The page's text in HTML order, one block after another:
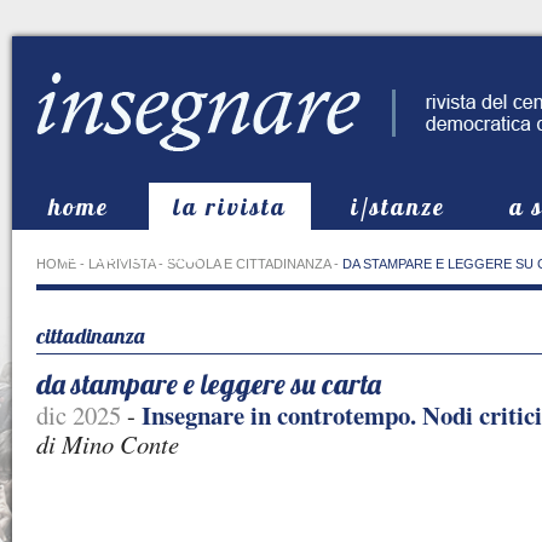
home la rivista i/stanze
a
in evidenza
HOME - LA RIVISTA- SCUOLA E CITTADINANZA- DA STAMPARE E LEGGERE SU
cittadinanza
da stampare e leggere su carta
dic 2025 - Insegnare in controtempo. Nodi
di Mino Conte